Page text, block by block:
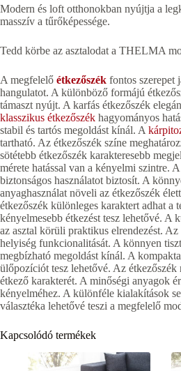
Modern és loft otthonokban nyújtja a
masszív a tűrőképessége.
Tedd körbe az asztalodat a THELMA
A megfelelő étkezőszék fontos szerepet
hangulatot. A különböző formájú
támaszt nyújt. A karfás étkezőszék
klasszikus étkezőszék hagyományos
stabil és tartós megoldást kínál. A
tartható. Az étkezőszék színe
sötétebb étkezőszék karakteresebb
mérete hatással van a kényelmi szintre.
biztonságos használatot biztosít. A
anyaghasználat növeli az étkezőszék
étkezőszék különleges karaktert adhat
kényelmesebb étkezést tesz lehetővé.
az asztal körüli praktikus elrendezést.
helyiség funkcionalitását. A könnyen
megbízható megoldást kínál. A
ülőpozíciót tesz lehetővé. Az
étkező karakterét. A minőségi anyagok
kényelméhez. A különféle kialakítások
választéka lehetővé teszi a megfelelő
Kapcsolódó termékek